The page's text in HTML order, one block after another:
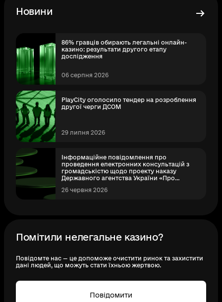
Новини
86% гравців обирають легальні онлайн-
казино: результати другого етапу
дослідження
06 серпня 2026
PlayCity оголосило тендер на розроблення
другої черги ДСОМ
29 липня 2026
Інформаційне повідомлення про
проведення електронних консультацій з
громадськістю щодо проекту наказу
Державного агентства України «Про
персональних даних у Державному
26 червня 2026
Помітили нелегальне казино?
Повідомте нас — це допоможе очистити ринок та захистити
дані людей, що можуть стати їхньою жертвою.
Повідомити